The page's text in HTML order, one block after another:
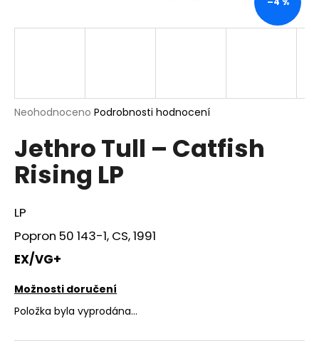
Průměrné
produktu
je
0,0
hvězdiček.
Neohodnoceno Podrobnosti hodnocení
Jethro Tull – Catfish
Rising LP
LP
Popron 50 143-1, CS, 1991
EX/VG+
Možnosti doručení
Položka byla vyprodána…
j
?
o
p
r
u
č
u